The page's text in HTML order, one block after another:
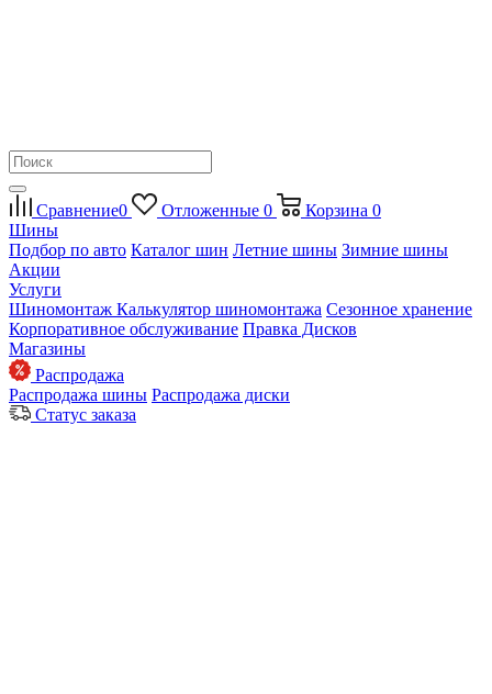
Сравнение0 Отложенные 0 Корзина 0
Шины
Подбор по авто Каталог шин Летние шины Зимние шины
Акции
Услуги
Шиномонтаж Калькулятор шиномонтажа Сезонное хранение
Корпоративное обслуживание Правка Дисков
Магазины
Распродажа
Распродажа шины Распродажа диски
Статус заказа